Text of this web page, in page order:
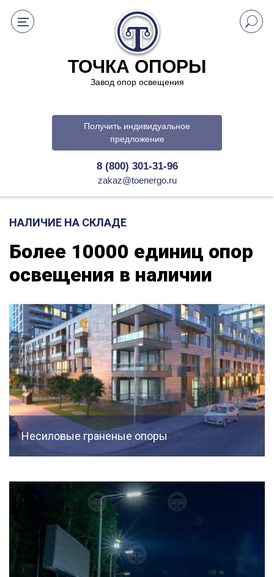
ТОЧКА ОПОРЫ
Завод опор освещения
Получить индивидуальное
предложение
8 (800) 301-31-96
zakaz@toenergo.ru
НАЛИЧИЕ НА СКЛАДЕ
Более 10000 единиц опор
освещения в наличии
Несиловые граненые опоры